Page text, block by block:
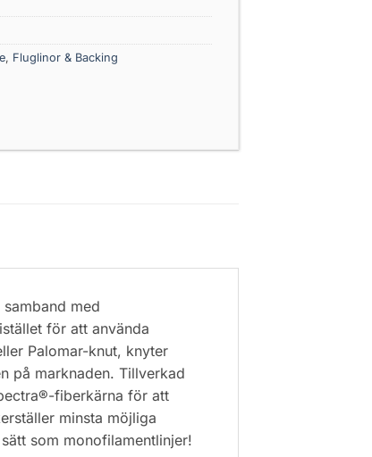
, Fluglinor & Backing
med
för att använda
Palomar-knut, knyter
på marknaden. Tillverkad
fiberkärna för att
minsta möjliga
som monofilamentlinjer!